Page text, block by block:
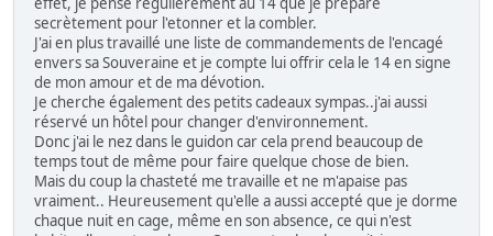
secrètement pour l'etonner et la combler.
J'ai en plus travaillé une liste de commandements de l'encagé
envers sa Souveraine et je compte lui offrir cela le 14 en signe
de mon amour et de ma dévotion.
Je cherche également des petits cadeaux sympas..j'ai aussi
réservé un hôtel pour changer d'environnement.
Donc j'ai le nez dans le guidon car cela prend beaucoup de
temps tout de même pour faire quelque chose de bien.
Mais du coup la chasteté me travaille et ne m'apaise pas
vraiment.. Heureusement qu'elle a aussi accepté que je dorme
chaque nuit en cage, même en son absence, ce qui n'est